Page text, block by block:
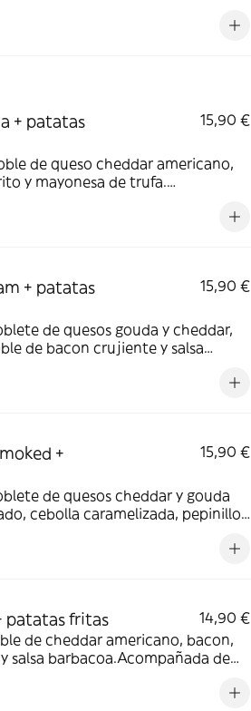
+ patatas
15,90 €
de queso cheddar americano,
y mayonesa de trufa.
+ patatas
15,90 €
de quesos gouda y cheddar,
de bacon crujiente y salsa
+
15,90 €
de quesos cheddar y gouda
cebolla caramelizada, pepinillos
gluten, sulfitos, sésamo, mostaza,
patatas fritas
14,90 €
de cheddar americano, bacon,
salsa barbacoa.Acompañada de